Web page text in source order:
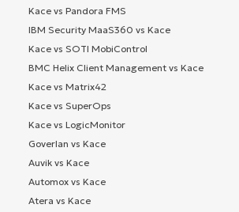
Kace vs Pandora FMS
IBM Security MaaS360 vs Kace
Kace vs SOTI MobiControl
BMC Helix Client Management vs Kace
Kace vs Matrix42
Kace vs SuperOps
Kace vs LogicMonitor
Goverlan vs Kace
Auvik vs Kace
Automox vs Kace
Atera vs Kace